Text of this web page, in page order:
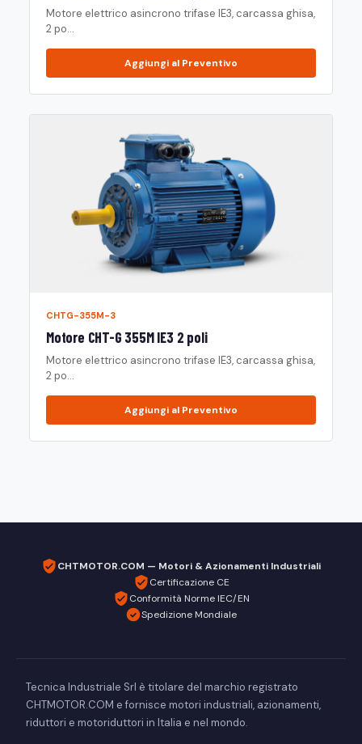
Motore elettrico asincrono trifase IE3, carcassa ghisa,
2 po...
Aggiungi al Preventivo
CHTG-355M-3
Motore CHT-G 355M IE3 2 poli
Motore elettrico asincrono trifase IE3, carcassa ghisa,
2 po...
Aggiungi al Preventivo
CHTMOTOR.COM — Motori & Azionamenti Industriali
Certificazione CE
Conformità Norme IEC/EN
Spedizione Mondiale
Tecnica Industriale Srl è titolare del marchio registrato
CHTMOTOR.COM e fornisce motori industriali, azionamenti,
riduttori e motoriduttori in Italia e nel mondo.